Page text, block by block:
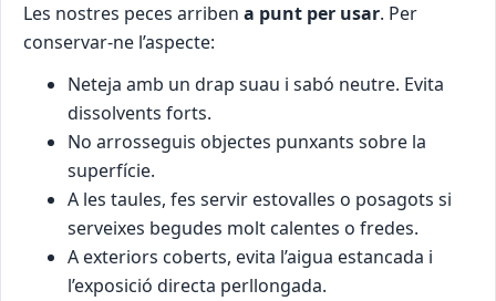
Les nostres peces arriben a punt per usar. Per
conservar-ne l’aspecte:
Neteja amb un drap suau i sabó neutre. Evita
dissolvents forts.
No arrosseguis objectes punxants sobre la
superfície.
A les taules, fes servir estovalles o posagots si
serveixes begudes molt calentes o fredes.
A exteriors coberts, evita l’aigua estancada i
l’exposició directa perllongada.